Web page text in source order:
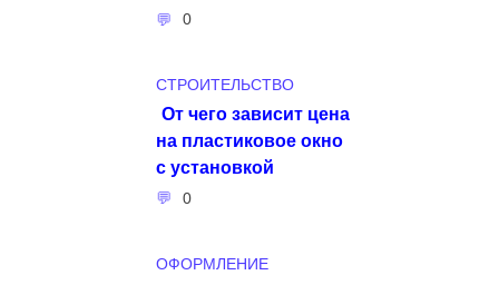
0
СТРОИТЕЛЬСТВО
От чего зависит цена
на пластиковое окно
с установкой
0
ОФОРМЛЕНИЕ